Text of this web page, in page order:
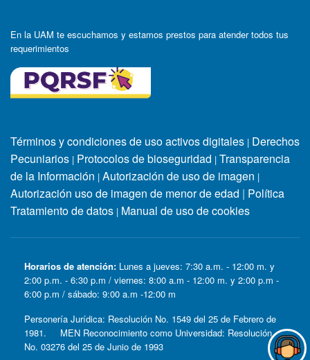
En la UAM te escuchamos y estamos prestos para atender todos tus
requerimientos
Términos y condiciones de uso activos digitales | Derechos
Pecuniarios | Protocolos de bioseguridad | Transparencia
de la Información | Autorización de uso de imagen |
Autorización uso de imagen de menor de edad | Política
Tratamiento de datos | Manual de uso de cookies
Horarios de atención: Lunes a jueves: 7:30 a.m. - 12:00 m. y
2:00 p.m. - 6:30 p.m / viernes: 8:00 a.m - 12:00 m. y 2:00 p.m -
6:00 p.m / sábado: 9:00 a.m -12:00 m
Personería Jurídica: Resolución No. 1549 del 25 de Febrero de
1981. MEN Reconocimiento como Universidad: Resolución
No. 03276 del 25 de Junio de 1993